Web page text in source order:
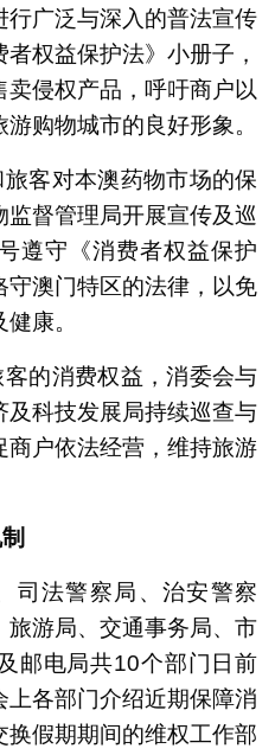
行广泛与深入的普法宣传
权益保护法》小册子，
侵权产品，呼吁商户以
购物城市的良好形象。
客对本澳药物市场的保
督管理局开展宣传及巡
遵守《消费者权益保护
澳门特区的法律，以免
康。
的消费权益，消委会与
科技发展局持续巡查与
商户依法经营，维持旅游
司法警察局、治安警察
旅游局、交通事务局、市
邮电局共10个部门日前
各部门介绍近期保障消
假期期间的维权工作部